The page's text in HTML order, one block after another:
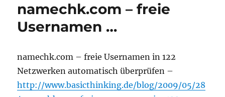
namechk.com – freie
Usernamen …
namechk.com – freie Usernamen in 122
Netzwerken automatisch überprüfen –
http://www.basicthinking.de/blog/2009/05/28